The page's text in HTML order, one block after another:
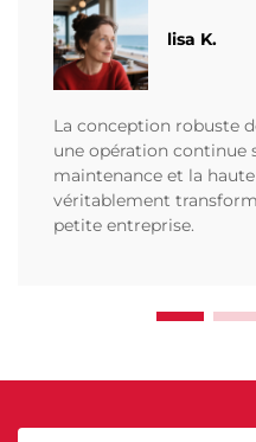
lisa K.
La conception robuste
une opération continue
maintenance et la
véritablement
petite entreprise.